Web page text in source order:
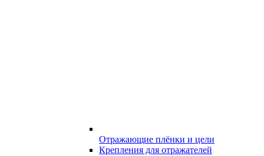
Отражающие плёнки и цели
Крепления для отражателей